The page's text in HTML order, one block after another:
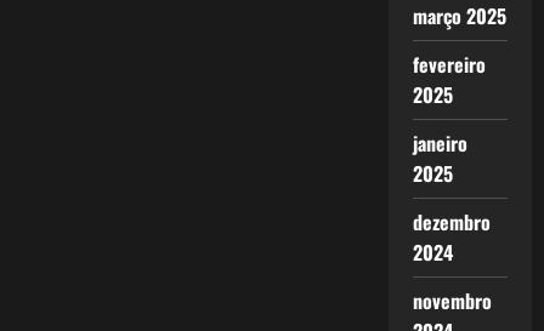
março 2025
fevereiro
2025
janeiro
2025
dezembro
2024
novembro